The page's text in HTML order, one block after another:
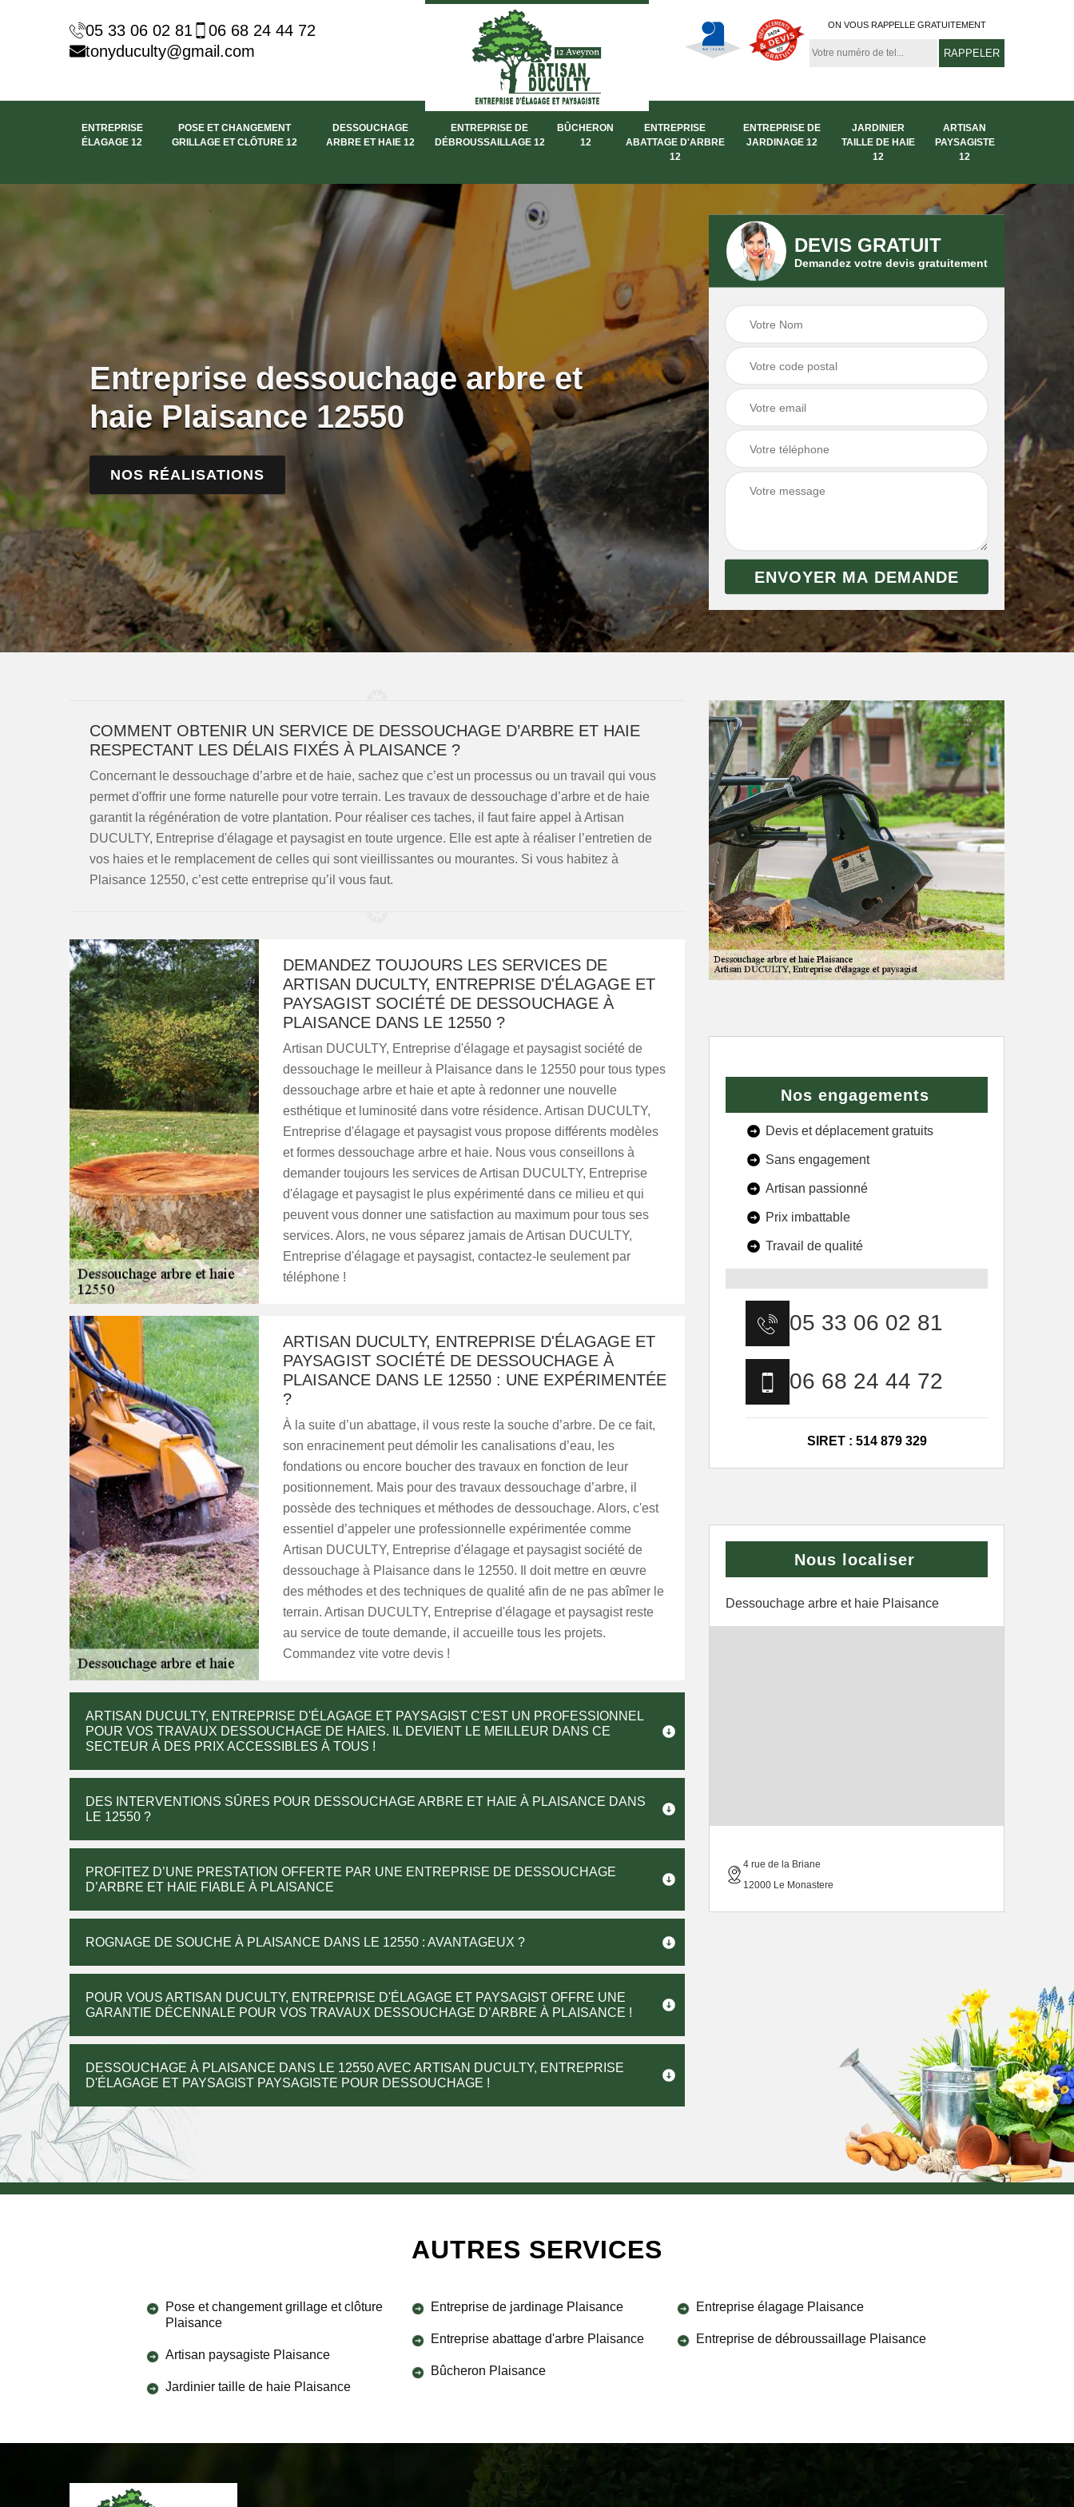
05 33 06 02 81
06 68 24 44 72
tonyduculty@gmail.com
ON VOUS RAPPELLE GRATUITEMENT
ENTREPRISE
ÉLAGAGE 12
POSE ET CHANGEMENT
GRILLAGE ET CLÔTURE 12
DESSOUCHAGE
ARBRE ET HAIE 12
ENTREPRISE DE
DÉBROUSSAILLAGE 12
BÛCHERON
12
ENTREPRISE
ABATTAGE D'ARBRE
12
ENTREPRISE DE
JARDINAGE 12
JARDINIER
TAILLE DE HAIE
12
ARTISAN
PAYSAGISTE
12
Entreprise dessouchage arbre et
haie Plaisance 12550
NOS RÉALISATIONS
DEVIS GRATUIT
Demandez votre devis gratuitement
COMMENT OBTENIR UN SERVICE DE DESSOUCHAGE D’ARBRE ET HAIE
RESPECTANT LES DÉLAIS FIXÉS À PLAISANCE ?
Concernant le dessouchage d’arbre et de haie, sachez que c’est un processus ou un travail qui vous
permet d'offrir une forme naturelle pour votre terrain. Les travaux de dessouchage d’arbre et de haie
garantit la régénération de votre plantation. Pour réaliser ces taches, il faut faire appel à Artisan
DUCULTY, Entreprise d'élagage et paysagist en toute urgence. Elle est apte à réaliser l’entretien de
vos haies et le remplacement de celles qui sont vieillissantes ou mourantes. Si vous habitez à
Plaisance 12550, c’est cette entreprise qu’il vous faut.
DEMANDEZ TOUJOURS LES SERVICES DE
ARTISAN DUCULTY, ENTREPRISE D'ÉLAGAGE ET
PAYSAGIST SOCIÉTÉ DE DESSOUCHAGE À
PLAISANCE DANS LE 12550 ?
Artisan DUCULTY, Entreprise d'élagage et paysagist société de
dessouchage le meilleur à Plaisance dans le 12550 pour tous types
dessouchage arbre et haie et apte à redonner une nouvelle
esthétique et luminosité dans votre résidence. Artisan DUCULTY,
Entreprise d'élagage et paysagist vous propose différents modèles
et formes dessouchage arbre et haie. Nous vous conseillons à
demander toujours les services de Artisan DUCULTY, Entreprise
d'élagage et paysagist le plus expérimenté dans ce milieu et qui
peuvent vous donner une satisfaction au maximum pour tous ses
services. Alors, ne vous séparez jamais de Artisan DUCULTY,
Entreprise d'élagage et paysagist, contactez-le seulement par
téléphone !
ARTISAN DUCULTY, ENTREPRISE D'ÉLAGAGE ET
PAYSAGIST SOCIÉTÉ DE DESSOUCHAGE À
PLAISANCE DANS LE 12550 : UNE EXPÉRIMENTÉE
?
À la suite d’un abattage, il vous reste la souche d’arbre. De ce fait,
son enracinement peut démolir les canalisations d’eau, les
fondations ou encore boucher des travaux en fonction de leur
positionnement. Mais pour des travaux dessouchage d’arbre, il
possède des techniques et méthodes de dessouchage. Alors, c'est
essentiel d’appeler une professionnelle expérimentée comme
Artisan DUCULTY, Entreprise d'élagage et paysagist société de
dessouchage à Plaisance dans le 12550. Il doit mettre en œuvre
des méthodes et des techniques de qualité afin de ne pas abîmer le
terrain. Artisan DUCULTY, Entreprise d'élagage et paysagist reste
au service de toute demande, il accueille tous les projets.
Commandez vite votre devis !
ARTISAN DUCULTY, ENTREPRISE D'ÉLAGAGE ET PAYSAGIST C'EST UN PROFESSIONNEL
POUR VOS TRAVAUX DESSOUCHAGE DE HAIES. IL DEVIENT LE MEILLEUR DANS CE
SECTEUR À DES PRIX ACCESSIBLES À TOUS !
DES INTERVENTIONS SÛRES POUR DESSOUCHAGE ARBRE ET HAIE À PLAISANCE DANS
LE 12550 ?
PROFITEZ D’UNE PRESTATION OFFERTE PAR UNE ENTREPRISE DE DESSOUCHAGE
D’ARBRE ET HAIE FIABLE À PLAISANCE
ROGNAGE DE SOUCHE À PLAISANCE DANS LE 12550 : AVANTAGEUX ?
POUR VOUS ARTISAN DUCULTY, ENTREPRISE D'ÉLAGAGE ET PAYSAGIST OFFRE UNE
GARANTIE DÉCENNALE POUR VOS TRAVAUX DESSOUCHAGE D’ARBRE À PLAISANCE !
DESSOUCHAGE À PLAISANCE DANS LE 12550 AVEC ARTISAN DUCULTY, ENTREPRISE
D'ÉLAGAGE ET PAYSAGIST PAYSAGISTE POUR DESSOUCHAGE !
Nos engagements
Devis et déplacement gratuits
Sans engagement
Artisan passionné
Prix imbattable
Travail de qualité
05 33 06 02 81
06 68 24 44 72
SIRET : 514 879 329
Nous localiser
Dessouchage arbre et haie Plaisance
4 rue de la Briane
12000 Le Monastere
AUTRES SERVICES
Pose et changement grillage et clôture
Plaisance
Artisan paysagiste Plaisance
Jardinier taille de haie Plaisance
Entreprise de jardinage Plaisance
Entreprise abattage d'arbre Plaisance
Bûcheron Plaisance
Entreprise élagage Plaisance
Entreprise de débroussaillage Plaisance